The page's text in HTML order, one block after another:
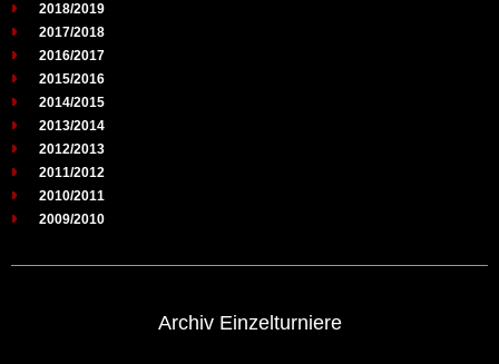
2018/2019
2017/2018
2016/2017
2015/2016
2014/2015
2013/2014
2012/2013
2011/2012
2010/2011
2009/2010
Archiv Einzelturniere